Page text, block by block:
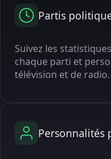
Partis
Suivez les
chaque parti et
télévision et de radio.
Personnalités